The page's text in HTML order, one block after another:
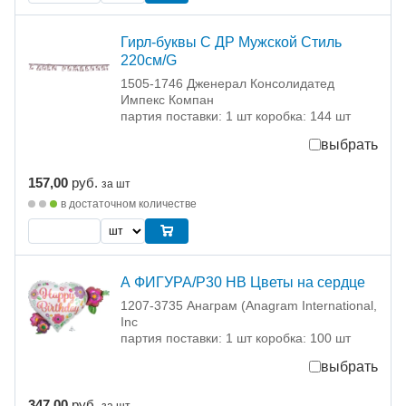
Гирл-буквы С ДР Мужской Стиль
220см/G
1505-1746 Дженерал Консолидатед
Импекс Компан
партия поставки: 1 шт коробка: 144 шт
выбрать
157,00 руб. за шт
в достаточном количестве
А ФИГУРА/P30 HB Цветы на сердце
1207-3735 Анаграм (Anagram International,
Inc
партия поставки: 1 шт коробка: 100 шт
выбрать